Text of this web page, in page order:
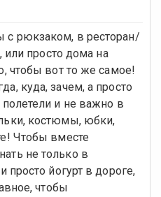
рюкзаком, в ресторан/
или просто дома на
чтобы вот то же самое!
куда, зачем, а просто
и не важно в
костюмы, юбки,
Чтобы вместе
не только в
просто йогурт в дороге,
чтобы